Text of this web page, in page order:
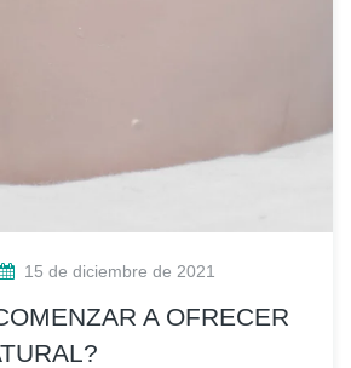
15 de diciembre de 2021
A OFRECER